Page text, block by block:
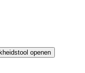
openen